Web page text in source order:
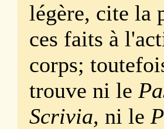
légère, cite la
ces faits à
corps;
trouve ni le
Scrivia, ni le